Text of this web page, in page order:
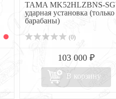
TAMA MK52HLZBNS-
ударная установка (только
барабаны)
(0)
103 000 ₽
В корзину